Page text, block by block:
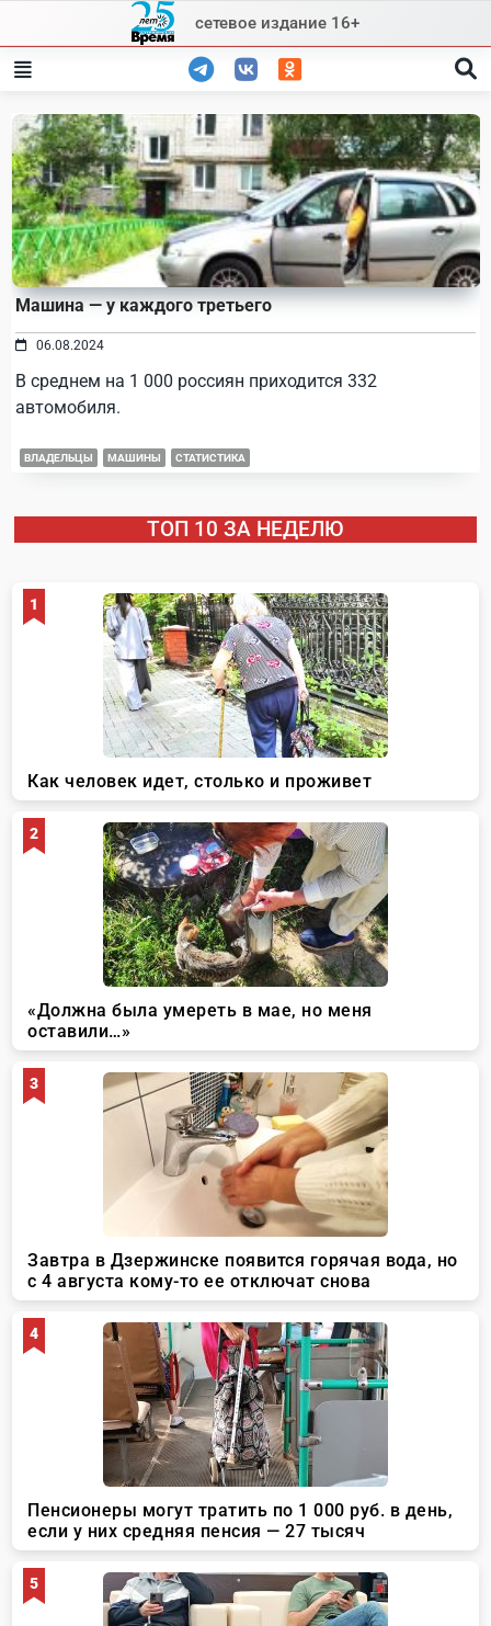
content
сетевое издание 16+
Машина — у каждого третьего
06.08.2024
В среднем на 1 000 россиян приходится 332
автомобиля.
ВЛАДЕЛЬЦЫ МАШИНЫ СТАТИСТИКА
ТОП 10 ЗА НЕДЕЛЮ